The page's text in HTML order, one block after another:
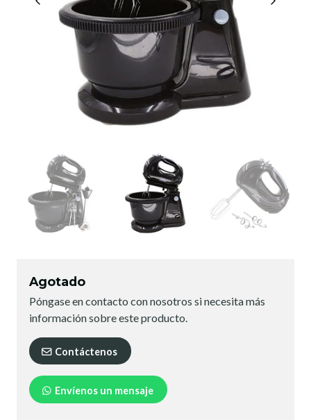
Agotado
Póngase en contacto con nosotros si necesita más
información sobre este producto.
Contáctenos
Envíenos un mensaje